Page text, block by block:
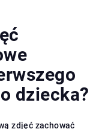
dziecka?
zdjęć zachować